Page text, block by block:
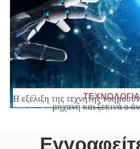
ΤΕΧΝΟΛΟΓΙΑ
Η εξέλιξη της τεχνητής
μηχανή και ξεκινά ο